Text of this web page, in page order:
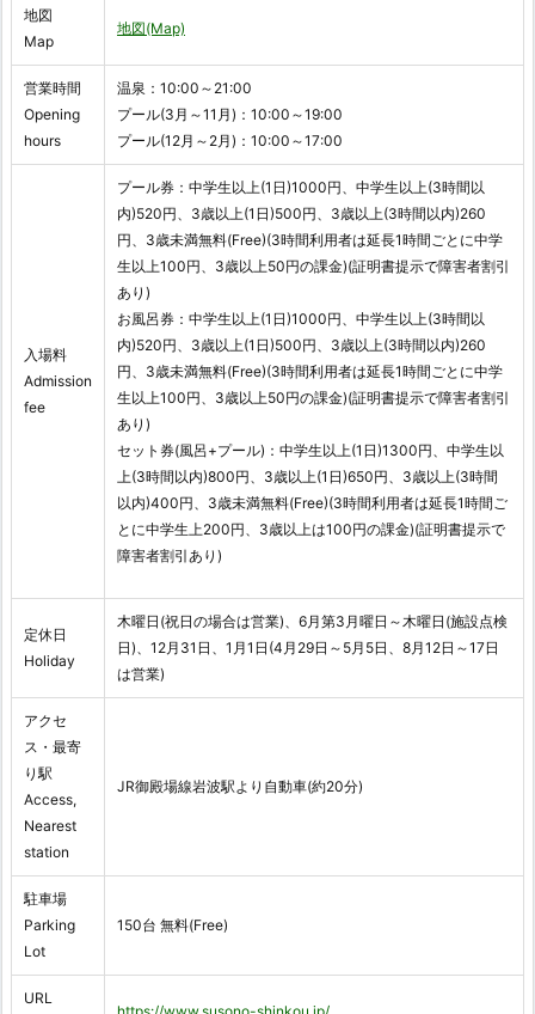
地図
Map
地図(Map)
営業時間
Opening
hours
温泉：10:00～21:00
プール(3月～11月)：10:00～19:00
プール(12月～2月)：10:00～17:00
入場料
Admission
fee
プール券：中学生以上(1日)1000円、中学生以上(3時間以
内)520円、3歳以上(1日)500円、3歳以上(3時間以内)260
円、3歳未満無料(Free)(3時間利用者は延長1時間ごとに中学
生以上100円、3歳以上50円の課金)(証明書提示で障害者割引
あり)
お風呂券：中学生以上(1日)1000円、中学生以上(3時間以
内)520円、3歳以上(1日)500円、3歳以上(3時間以内)260
円、3歳未満無料(Free)(3時間利用者は延長1時間ごとに中学
生以上100円、3歳以上50円の課金)(証明書提示で障害者割引
あり)
セット券(風呂+プール)：中学生以上(1日)1300円、中学生以
上(3時間以内)800円、3歳以上(1日)650円、3歳以上(3時間
以内)400円、3歳未満無料(Free)(3時間利用者は延長1時間ご
とに中学生上200円、3歳以上は100円の課金)(証明書提示で
障害者割引あり)
定休日
Holiday
木曜日(祝日の場合は営業)、6月第3月曜日～木曜日(施設点検
日)、12月31日、1月1日(4月29日～5月5日、8月12日～17日
は営業)
アクセ
ス・最寄
り駅
Access,
Nearest
station
JR御殿場線岩波駅より自動車(約20分)
駐車場
Parking
Lot
150台 無料(Free)
URL